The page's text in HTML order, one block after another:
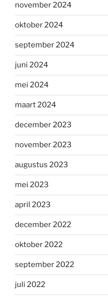
november 2024
oktober 2024
september 2024
juni 2024
mei 2024
maart 2024
december 2023
november 2023
augustus 2023
mei 2023
april 2023
december 2022
oktober 2022
september 2022
juli 2022